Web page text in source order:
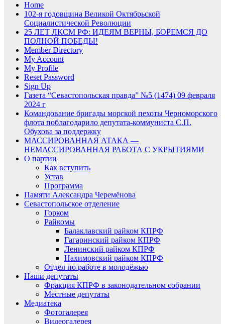
Home
102-я годовщина Великой Октябрьской
Социалистической Революции
25 ЛЕТ ЛКСМ РФ: ИДЕЯМ ВЕРНЫ, БОРЕМСЯ ДО
ПОЛНОЙ ПОБЕДЫ!
Member Directory
My Account
My Profile
Reset Password
Sign Up
Газета “Севастопольская правда” №5 (1474) 09 февраля
2024 г
Командование бригады морской пехоты Черноморского
флота поблагодарило депутата-коммуниста С.П.
Обухова за поддержку
МАССИРОВАННАЯ АТАКА —
НЕМАССИРОВАННАЯ РАБОТА С УКРЫТИЯМИ
О партии
Как вступить
Устав
Программа
Памяти Александра Черемёнова
Севастопольское отделение
Горком
Райкомы
Балаклавский райком КПРФ
Гагаринский райком КПРФ
Ленинский райком КПРФ
Нахимовский райком КПРФ
Отдел по работе в молодёжью
Наши депутаты
Фракция КПРФ в законодательном собрании
Местные депутаты
Медиатека
Фотогалерея
Видеогалерея